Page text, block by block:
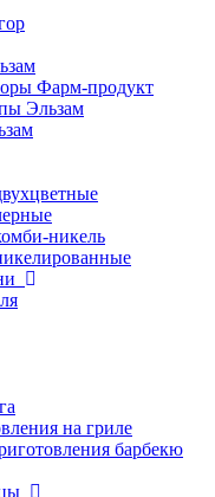
Фарм-продукт
Эльзам
никель
на гриле
барбекю